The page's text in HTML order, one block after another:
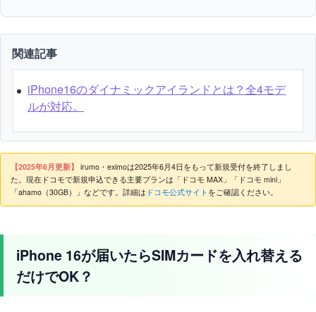
関連記事
iPhone16のダイナミックアイランドとは？全4モデ
ルが対応。
【2025年6月更新】 irumo・eximoは2025年6月4日をもって新規受付を終了しまし
た。現在ドコモで新規申込できる主要プランは「ドコモ MAX」「ドコモ mini」
「ahamo（30GB）」などです。詳細は ドコモ公式サイト をご確認ください。
iPhone 16が届いたらSIMカードを入れ替える
だけでOK？